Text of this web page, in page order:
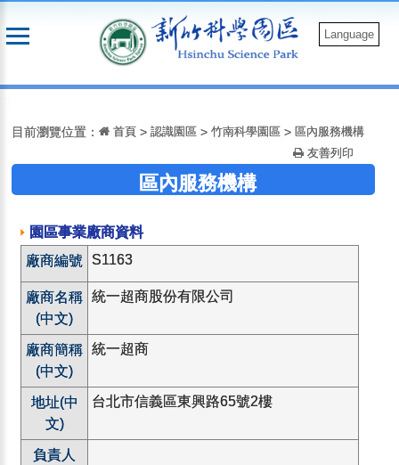
到
Language
目前瀏覽位置： 首頁 >認識園區 >竹南科學園區 > 區內服務機構
友善列印
區內服務機構
園區事業廠商資料
廠商編號
S1163
廠商名稱
(中文)
統一超商股份有限公司
廠商簡稱
(中文)
統一超商
地址(中
文)
台北市信義區東興路65號2樓
負責人